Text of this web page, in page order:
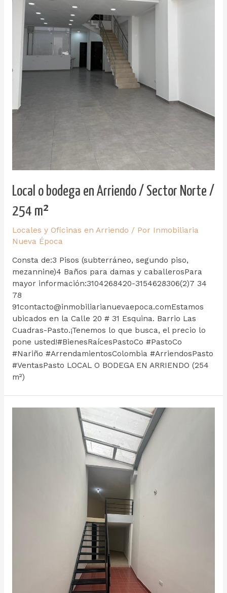
Local o bodega en Arriendo / Sector Norte /
254 m²
Locales y Oficinas en Arriendo / Por Inmobiliaria
Nueva Época
Consta de:3 Pisos (subterráneo, segundo piso,
mezannine)4 Baños para damas y caballerosPara
mayor información:3104268420-3154628306(2)7 34
78
91contacto@inmobiliarianuevaepoca.comEstamos
ubicados en la Calle 20 # 31 Esquina. Barrio Las
Cuadras-Pasto.¡Tenemos lo que busca, el precio lo
pone usted!#BienesRaícesPastoCo #PastoCo
#Nariño #ArrendamientosColombia #ArriendosPasto
#VentasPasto LOCAL O BODEGA EN ARRIENDO (254
m²)